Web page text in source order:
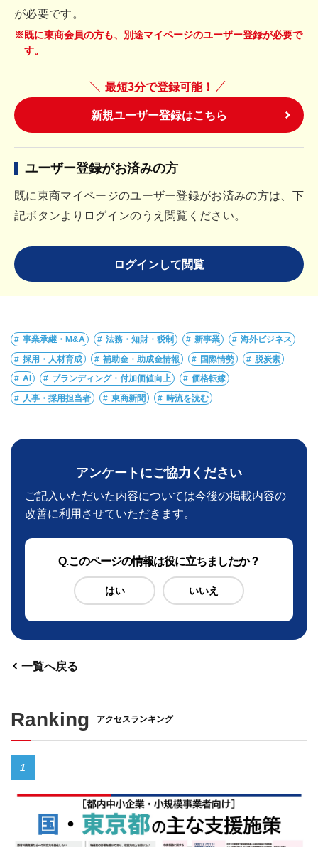
が必要です。
※既に東商会員の方も、別途マイページのユーザー登録が必要で
す。
最短3分で登録可能！
新規ユーザー登録はこちら
ユーザー登録がお済みの方
既に東商マイページのユーザー登録がお済みの方は、下
記ボタンよりログインのうえ閲覧ください。
ログインして閲覧
事業承継・M&A 法務・知財・税制 新事業 海外ビジネス
採用・人材育成 補助金・助成金情報 国際情勢 脱炭素
AI ブランディング・付加価値向上 価格転嫁
人事・採用担当者 東商新聞 時流を読む
アンケートにご協力ください
ご記入いただいた内容については今後の掲載内容の
改善に利用させていただきます。
Q.このページの情報は役に立ちましたか？
はい いいえ
一覧へ戻る
Ranking アクセスランキング
1